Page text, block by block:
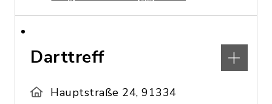
Darttreff
Hauptstraße 24, 91334